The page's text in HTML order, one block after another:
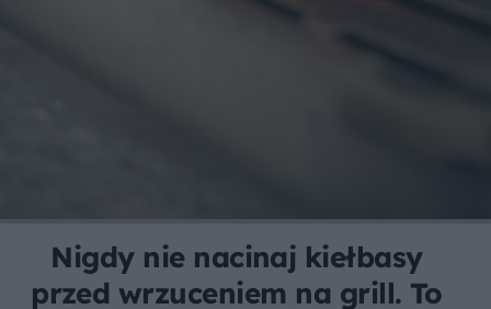
Nigdy nie nacinaj kiełbasy
przed wrzuceniem na grill. To